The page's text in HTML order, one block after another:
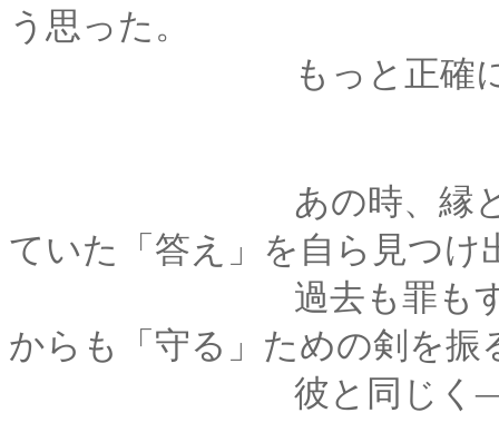
う思った。
もっと正確に言う
あの時、縁と決着を
ていた「答え」を自ら見つけ
過去も罪もすべて手
からも「守る」ための剣を
彼と同じく―――薫